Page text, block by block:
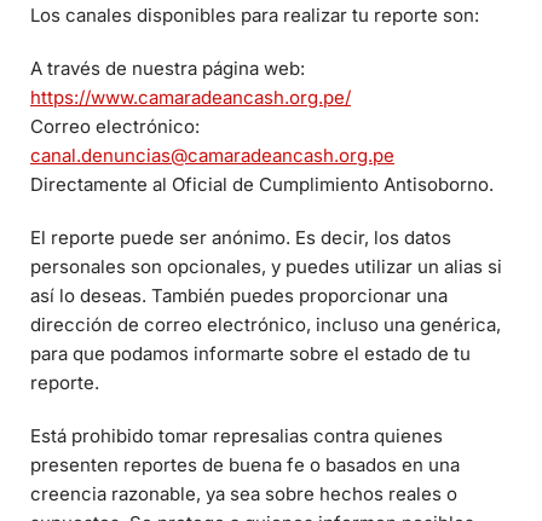
Los canales disponibles para realizar tu reporte son:
A través de nuestra página web:
https://www.camaradeancash.org.pe/
Correo electrónico:
canal.denuncias@camaradeancash.org.pe
Directamente al Oficial de Cumplimiento Antisoborno.
El reporte puede ser anónimo. Es decir, los datos
personales son opcionales, y puedes utilizar un alias si
así lo deseas. También puedes proporcionar una
dirección de correo electrónico, incluso una genérica,
para que podamos informarte sobre el estado de tu
reporte.
Está prohibido tomar represalias contra quienes
presenten reportes de buena fe o basados en una
creencia razonable, ya sea sobre hechos reales o